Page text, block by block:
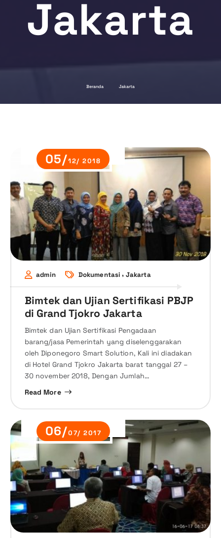
Jakarta
Beranda Jakarta
05/12/ 2018
admin Dokumentasi , Jakarta
Bimtek dan Ujian Sertifikasi PBJP
di Grand Tjokro Jakarta
Bimtek dan Ujian Sertifikasi Pengadaan
barang/jasa Pemerintah yang diselenggarakan
oleh Diponegoro Smart Solution, Kali ini diadakan
di Hotel Grand Tjokro Jakarta barat tanggal 27 –
30 november 2018, Dengan Jumlah…
Read More
06/07/ 2017